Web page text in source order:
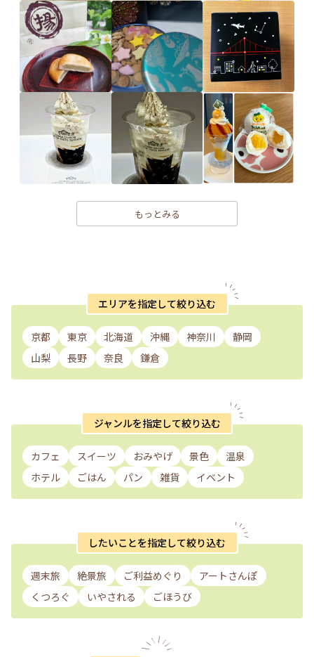
もっとみる
エリアを指定して絞り込む
京都 東京 北海道 沖縄 神奈川
静岡
山梨
長野 奈良 鎌倉
ジャンルを指定して絞り込む
カフェ スイーツ おみやげ 景色
温泉
ホテル
ごはん パン 雑貨 イベント
したいことを指定して絞り込む
週末旅 絶景旅 ご利益めぐり
アートさんぽ
くつろぐ
いやされる ごほうび